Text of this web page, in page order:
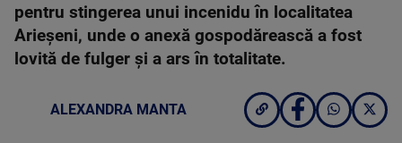
pentru stingerea unui incenidu în localitatea
Arieşeni, unde o anexă gospodărească a fost
lovită de fulger şi a ars în totalitate.
ALEXANDRA MANTA